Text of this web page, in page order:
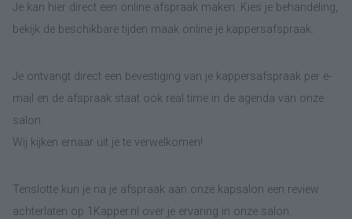
Je kan hier direct een online afspraak maken. Kies je behandeling,
bekijk de beschikbare tijden maak online je kappersafspraak.
Je ontvangt direct een bevestiging van je kappersafspraak per e-
mail en de afspraak staat ook real time in de agenda van onze
salon.
Wij kijken ernaar uit je te verwelkomen!
Tenslotte kun je na je afspraak aan onze kapsalon een review
achterlaten op 1Kapper.nl over je ervaring in onze salon.